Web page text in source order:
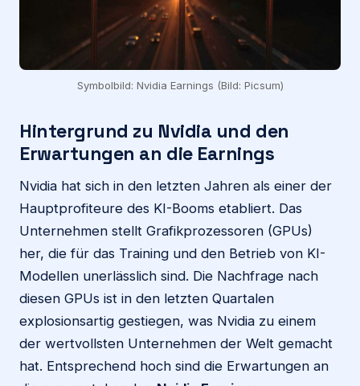
Symbolbild: Nvidia Earnings (Bild: Picsum)
Hintergrund zu Nvidia und den
Erwartungen an die Earnings
Nvidia hat sich in den letzten Jahren als einer der
Hauptprofiteure des KI-Booms etabliert. Das
Unternehmen stellt Grafikprozessoren (GPUs)
her, die für das Training und den Betrieb von KI-
Modellen unerlässlich sind. Die Nachfrage nach
diesen GPUs ist in den letzten Quartalen
explosionsartig gestiegen, was Nvidia zu einem
der wertvollsten Unternehmen der Welt gemacht
hat. Entsprechend hoch sind die Erwartungen an